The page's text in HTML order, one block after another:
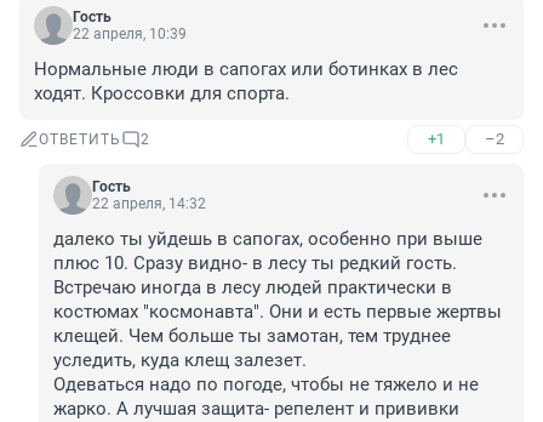
Гость
22 апреля, 10:39
Нормальные люди в сапогах или ботинках в лес
ходят. Кроссовки для спорта.
ОТВЕТИТЬ 2 +1 –2
Гость
22 апреля, 14:32
далеко ты уйдешь в сапогах, особенно при выше
плюс 10. Сразу видно- в лесу ты редкий гость.
Встречаю иногда в лесу людей практически в
костюмах "космонавта". Они и есть первые жертвы
клещей. Чем больше ты замотан, тем труднее
уследить, куда клещ залезет.
Одеваться надо по погоде, чтобы не тяжело и не
жарко. А лучшая защита- репелент и прививки